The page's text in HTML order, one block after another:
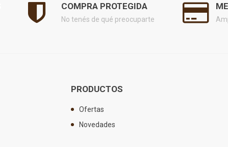
COMPRA PROTEGIDA
No tenés de qué preocuparte
PRODUCTOS
Ofertas
Novedades